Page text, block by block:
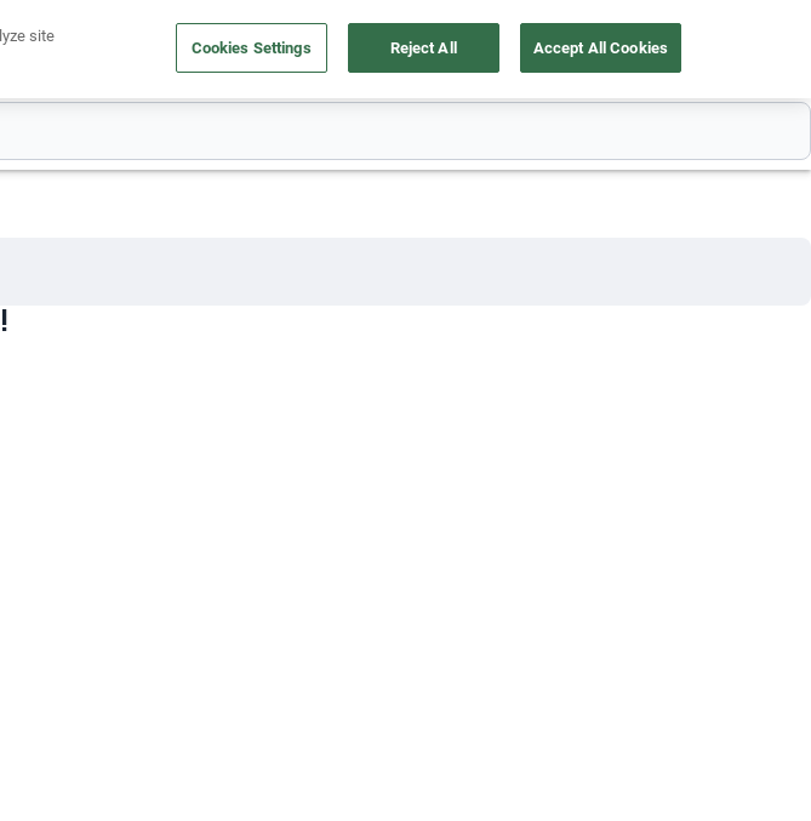
auto Vende tu auto Cuida tu auto Nosotros Ubicación
site
Cookies Settings Reject All Accept All Cookies